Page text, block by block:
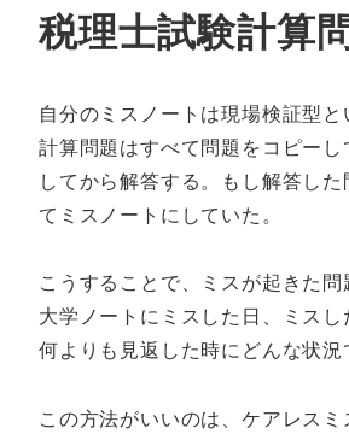
税理士試験計算
自分のミスノートは現場検証型
計算問題はすべて問題をコピー
してから解答する。もし解答し
てミスノートにしていた。
こうすることで、ミスが起きた
大学ノートにミスした日、ミス
何よりも見返した時にどんな状
この方法がいいのは、ケアレス